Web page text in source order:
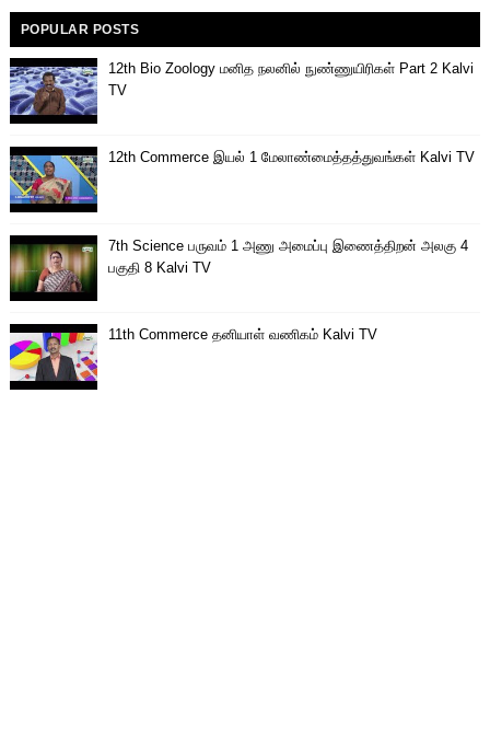
POPULAR POSTS
12th Bio Zoology மனித நலனில் நுண்ணுயிரிகள் Part 2 Kalvi
TV
12th Commerce இயல் 1 மேலாண்மைத்தத்துவங்கள் Kalvi TV
7th Science பருவம் 1 அணு அமைப்பு இணைத்திறன் அலகு 4
பகுதி 8 Kalvi TV
11th Commerce தனியாள் வணிகம் Kalvi TV